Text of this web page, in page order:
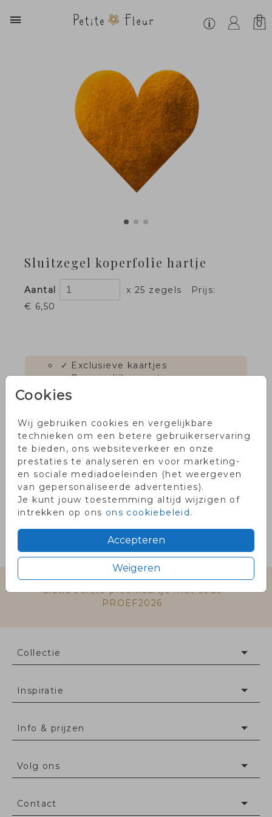
0
Cookies
Wij gebruiken cookies en vergelijkbare
technieken om een betere gebruikerservaring
te bieden, ons websiteverkeer en onze
prestaties te analyseren en voor marketing-
en sociale mediadoeleinden (het weergeven
van gepersonaliseerde advertenties).
Je kunt jouw toestemming altijd wijzigen of
intrekken op ons ons cookiebeleid.
Accepteren
Weigeren
Sluitzegel koperfolie hartje
Aantal x 25 zegels
Prijs:
€ 6,50
✓ Exclusieve kaartjes
✓ Persoonlijke service
✓ Voor 18.00 uur besteld, dezelfde
dag in productie
met een 9!
OMSCHRIJVING
Mooie koperfolie sluitzegel in de vorm van
een hartje.
€ 6,50 per 25 zegels
Gratis eerste proefkaartje met code
PROEF2026
Collectie
Inspiratie
Info & prijzen
Volg ons
Contact